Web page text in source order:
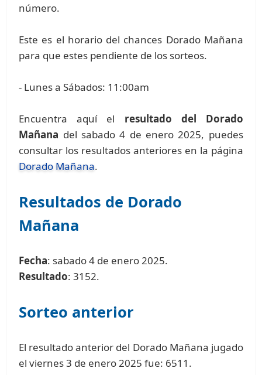
número.
Este es el horario del chances Dorado Mañana
para que estes pendiente de los sorteos.
- Lunes a Sábados: 11:00am
Encuentra aquí el resultado del Dorado
Mañana del sabado 4 de enero 2025, puedes
consultar los resultados anteriores en la página
Dorado Mañana.
Resultados de Dorado
Mañana
Fecha: sabado 4 de enero 2025.
Resultado: 3152.
Sorteo anterior
El resultado anterior del Dorado Mañana jugado
el viernes 3 de enero 2025 fue: 6511.